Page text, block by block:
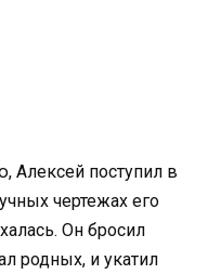
Алексей поступил в
чертежах его
Он бросил
родных, и укатил